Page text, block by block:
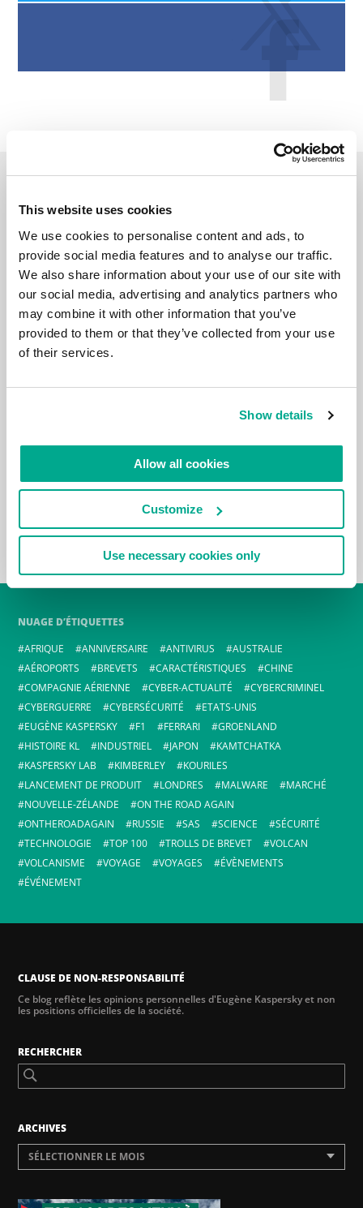
This website uses cookies
We use cookies to personalise content and ads, to
provide social media features and to analyse our traffic.
We also share information about your use of our site with
our social media, advertising and analytics partners who
may combine it with other information that you’ve
provided to them or that they’ve collected from your use
of their services.
Show details
Allow all cookies
Customize
Use necessary cookies only
NUAGE D’ÉTIQUETTES
AFRIQUE
ANNIVERSAIRE ANTIVIRUS
AUSTRALIE
AÉROPORTS
BREVETS CARACTÉRISTIQUES
CHINE
COMPAGNIE AÉRIENNE
CYBER-ACTUALITÉ
CYBERCRIMINEL
CYBERGUERRE
CYBERSÉCURITÉ
ETATS-UNIS
EUGÈNE KASPERSKY
F1 FERRARI
GROENLAND
HISTOIRE KL
INDUSTRIEL JAPON
KAMTCHATKA
KASPERSKY LAB
KIMBERLEY
KOURILES
LANCEMENT DE PRODUIT
LONDRES MALWARE
MARCHÉ
NOUVELLE-ZÉLANDE
ON THE ROAD AGAIN
ONTHEROADAGAIN
RUSSIE SAS SCIENCE
SÉCURITÉ
TECHNOLOGIE
TOP 100 TROLLS DE BREVET
VOLCAN
VOLCANISME
VOYAGE VOYAGES
ÉVÈNEMENTS
ÉVÉNEMENT
CLAUSE DE NON-RESPONSABILITÉ
Ce blog reflète les opinions personnelles d'Eugène Kaspersky et non
les positions officielles de la société.
RECHERCHER
ARCHIVES
SÉLECTIONNER LE MOIS